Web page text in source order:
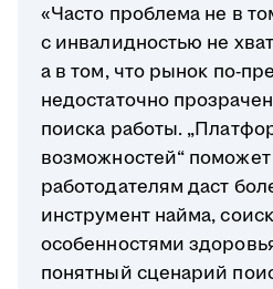
«Часто проблема не в
с инвалидностью не
а в том, что рынок по-
недостаточно
поиска работы.
возможностей“
работодателям даст
инструмент найма,
особенностями
понятный сценарий